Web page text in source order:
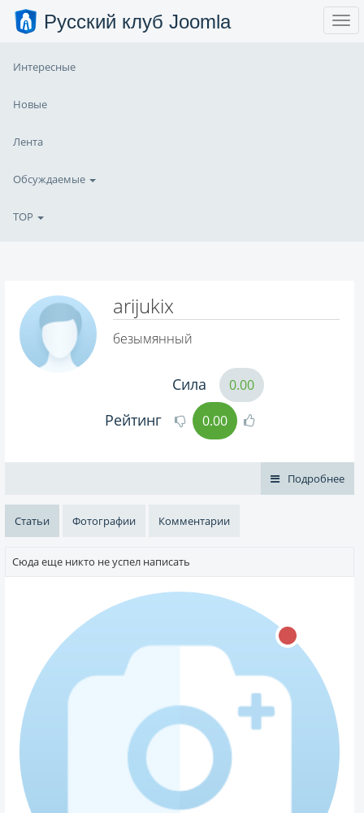
Русский клуб Joomla
Интересные
Новые
Лента
Обсуждаемые
TOP
arijukix
безымянный
Сила 0.00
Рейтинг 0.00
Подробнее
Статьи Фотографии Комментарии
Сюда еще никто не успел написать